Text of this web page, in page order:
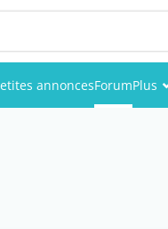
annoncesForumPlus